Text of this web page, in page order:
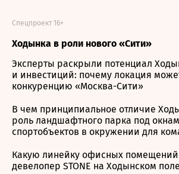
Ходынка в роли нового «Сити»
Спецпроект 16+
Эксперты раскрыли потенциал
и инвестиций: почему локация
конкуренцию «Москва-Сити»
В чем принципиальное отличие
роль ландшафтного парка под
спортобъектов в окружении для
Какую линейку офисных помещений
девелопер STONE на Ходынском поле